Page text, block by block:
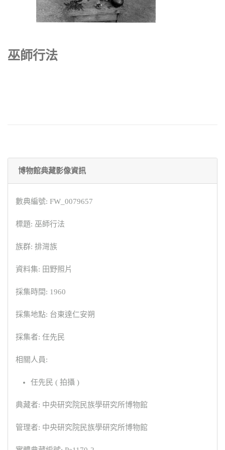
巫師行法
博物館典藏影像資訊
數典編號: FW_0079657
標題: 巫師行法
族群: 排灣族
資料集: 田野照片
採集時間: 1960
採集地點: 台東達仁安朔
採集者: 任先民
相關人員:
任先民 ( 拍攝 )
典藏者: 中央研究院民族學研究所博物館
管理者: 中央研究院民族學研究所博物館